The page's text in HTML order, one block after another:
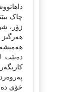
چاک
زۆر،
هەرگیز
دەبێت.
خۆی